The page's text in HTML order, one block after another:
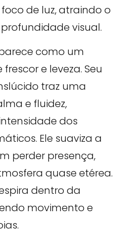
de luz, atraindo o
visual.
como um
e leveza. Seu
traz uma
e fluidez,
dos
Ele suaviza a
perder presença,
quase etérea.
dentro da
movimento e